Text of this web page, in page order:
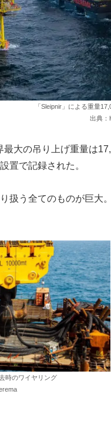
「Sleipnir」による重量
出典：
大の吊り上げ重量は
置で記録された。
扱う全てのものが巨大
時のワイヤリング